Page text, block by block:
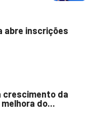
abre inscrições
crescimento da
do...